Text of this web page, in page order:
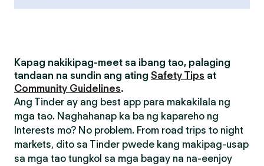
Kapag nakikipag-meet sa ibang tao, palaging
tandaan na sundin ang ating Safety Tips at
Community Guidelines.
Ang Tinder ay ang best app para makakilala ng
mga tao. Naghahanap ka ba ng kapareho ng
Interests mo? No problem. From road trips to night
markets, dito sa Tinder pwede kang makipag-usap
sa mga tao tungkol sa mga bagay na na-eenjoy